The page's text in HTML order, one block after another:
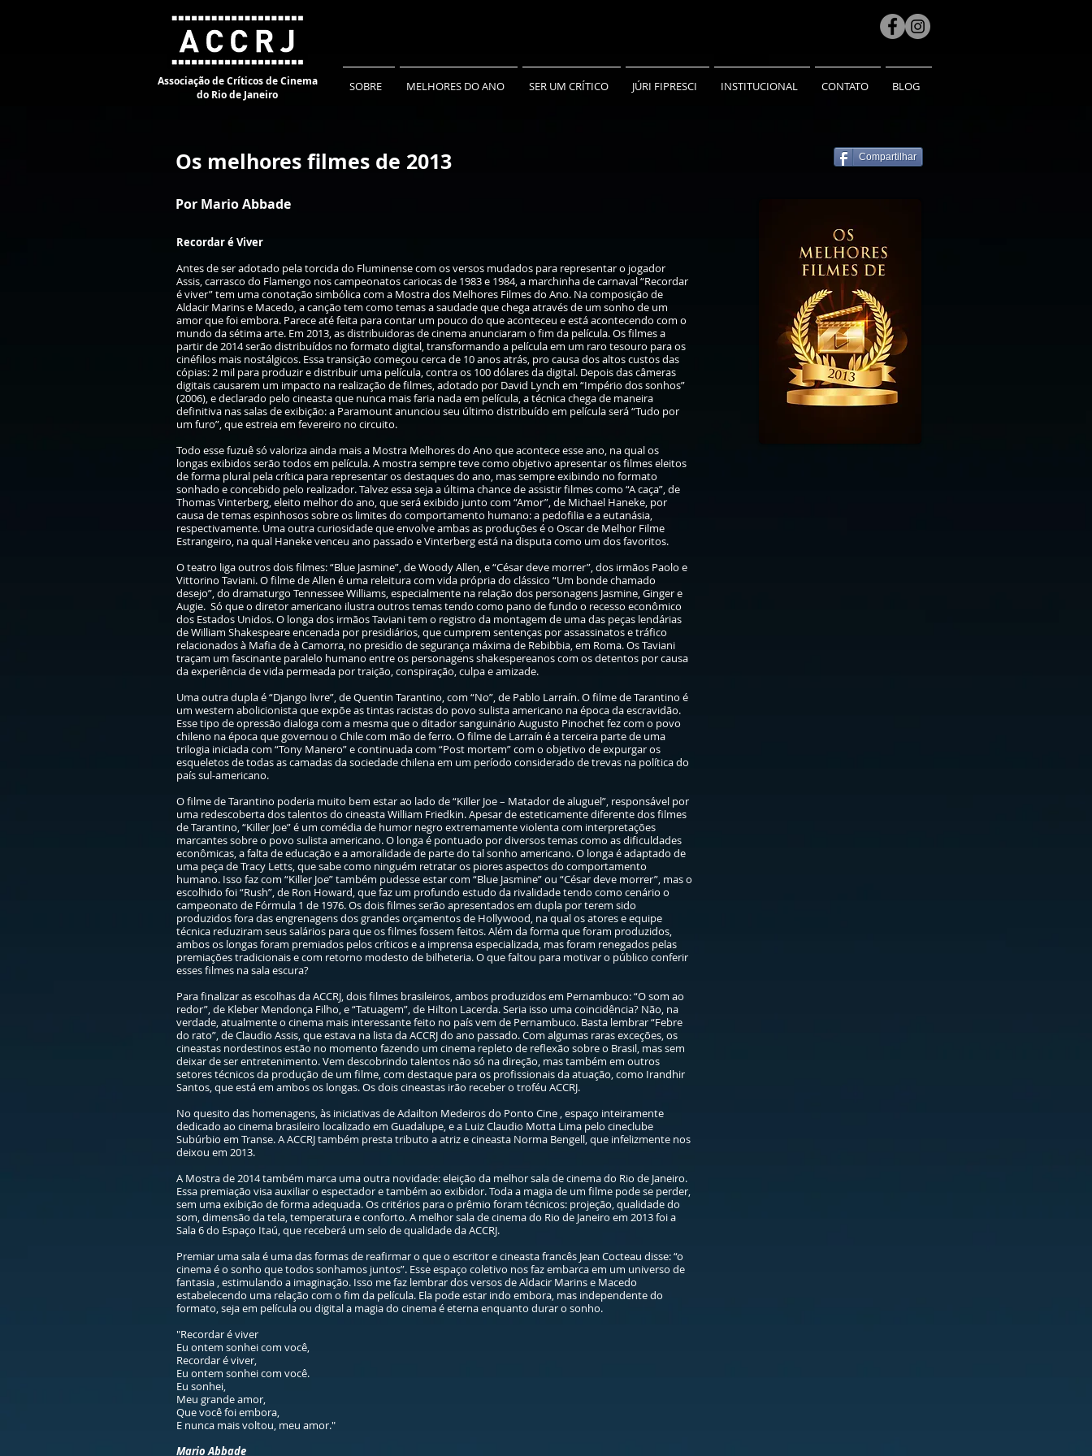
Associação de Críticos de Cinema
do Rio de Janeiro
SOBRE MELHORES DO ANO SER UM CRÍTICO JÚRI FIPRESCI INSTITUCIONAL CONTATO BLOG
Os melhores filmes de 2013
Por Mario Abbade
Recordar é Viver
Antes de ser adotado pela torcida do Fluminense com os versos mudados para representar o jogador
Assis, carrasco do Flamengo nos campeonatos cariocas de 1983 e 1984, a marchinha de carnaval “Recordar
é viver” tem uma conotação simbólica com a Mostra dos Melhores Filmes do Ano. Na composição de
Aldacir Marins e Macedo, a canção tem como temas a saudade que chega através de um sonho de um
amor que foi embora. Parece até feita para contar um pouco do que aconteceu e está acontecendo com o
mundo da sétima arte. Em 2013, as distribuidoras de cinema anunciaram o fim da película. Os filmes a
partir de 2014 serão distribuídos no formato digital, transformando a película em um raro tesouro para os
cinéfilos mais nostálgicos. Essa transição começou cerca de 10 anos atrás, pro causa dos altos custos das
cópias: 2 mil para produzir e distribuir uma película, contra os 100 dólares da digital. Depois das câmeras
digitais causarem um impacto na realização de filmes, adotado por David Lynch em “Império dos sonhos”
(2006), e declarado pelo cineasta que nunca mais faria nada em película, a técnica chega de maneira
definitiva nas salas de exibição: a Paramount anunciou seu último distribuído em película será “Tudo por
um furo”, que estreia em fevereiro no circuito.
Todo esse fuzuê só valoriza ainda mais a Mostra Melhores do Ano que acontece esse ano, na qual os
longas exibidos serão todos em película. A mostra sempre teve como objetivo apresentar os filmes eleitos
de forma plural pela crítica para representar os destaques do ano, mas sempre exibindo no formato
sonhado e concebido pelo realizador. Talvez essa seja a última chance de assistir filmes como “A caça”, de
Thomas Vinterberg, eleito melhor do ano, que será exibido junto com “Amor”, de Michael Haneke, por
causa de temas espinhosos sobre os limites do comportamento humano: a pedofilia e a eutanásia,
respectivamente. Uma outra curiosidade que envolve ambas as produções é o Oscar de Melhor Filme
Estrangeiro, na qual Haneke venceu ano passado e Vinterberg está na disputa como um dos favoritos.
O teatro liga outros dois filmes: “Blue Jasmine”, de Woody Allen, e “César deve morrer”, dos irmãos Paolo e
Vittorino Taviani. O filme de Allen é uma releitura com vida própria do clássico “Um bonde chamado
desejo”, do dramaturgo Tennessee Williams, especialmente na relação dos personagens Jasmine, Ginger e
Augie. Só que o diretor americano ilustra outros temas tendo como pano de fundo o recesso econômico
dos Estados Unidos. O longa dos irmãos Taviani tem o registro da montagem de uma das peças lendárias
de William Shakespeare encenada por presidiários, que cumprem sentenças por assassinatos e tráfico
relacionados à Mafia de à Camorra, no presidio de segurança máxima de Rebibbia, em Roma. Os Taviani
traçam um fascinante paralelo humano entre os personagens shakespereanos com os detentos por causa
da experiência de vida permeada por traição, conspiração, culpa e amizade.
Uma outra dupla é “Django livre”, de Quentin Tarantino, com “No”, de Pablo Larraín. O filme de Tarantino é
um western abolicionista que expõe as tintas racistas do povo sulista americano na época da escravidão.
Esse tipo de opressão dialoga com a mesma que o ditador sanguinário Augusto Pinochet fez com o povo
chileno na época que governou o Chile com mão de ferro. O filme de Larraín é a terceira parte de uma
trilogia iniciada com “Tony Manero” e continuada com “Post mortem” com o objetivo de expurgar os
esqueletos de todas as camadas da sociedade chilena em um período considerado de trevas na política do
país sul-americano.
O filme de Tarantino poderia muito bem estar ao lado de “Killer Joe – Matador de aluguel”, responsável por
uma redescoberta dos talentos do cineasta William Friedkin. Apesar de esteticamente diferente dos filmes
de Tarantino, “Killer Joe” é um comédia de humor negro extremamente violenta com interpretações
marcantes sobre o povo sulista americano. O longa é pontuado por diversos temas como as dificuldades
econômicas, a falta de educação e a amoralidade de parte do tal sonho americano. O longa é adaptado de
uma peça de Tracy Letts, que sabe como ninguém retratar os piores aspectos do comportamento
humano. Isso faz com “Killer Joe” também pudesse estar com “Blue Jasmine” ou “César deve morrer”, mas o
escolhido foi “Rush”, de Ron Howard, que faz um profundo estudo da rivalidade tendo como cenário o
campeonato de Fórmula 1 de 1976. Os dois filmes serão apresentados em dupla por terem sido
produzidos fora das engrenagens dos grandes orçamentos de Hollywood, na qual os atores e equipe
técnica reduziram seus salários para que os filmes fossem feitos. Além da forma que foram produzidos,
ambos os longas foram premiados pelos críticos e a imprensa especializada, mas foram renegados pelas
premiações tradicionais e com retorno modesto de bilheteria. O que faltou para motivar o público conferir
esses filmes na sala escura?
Para finalizar as escolhas da ACCRJ, dois filmes brasileiros, ambos produzidos em Pernambuco: “O som ao
redor”, de Kleber Mendonça Filho, e “Tatuagem”, de Hilton Lacerda. Seria isso uma coincidência? Não, na
verdade, atualmente o cinema mais interessante feito no país vem de Pernambuco. Basta lembrar “Febre
do rato”, de Claudio Assis, que estava na lista da ACCRJ do ano passado. Com algumas raras exceções, os
cineastas nordestinos estão no momento fazendo um cinema repleto de reflexão sobre o Brasil, mas sem
deixar de ser entretenimento. Vem descobrindo talentos não só na direção, mas também em outros
setores técnicos da produção de um filme, com destaque para os profissionais da atuação, como Irandhir
Santos, que está em ambos os longas. Os dois cineastas irão receber o troféu ACCRJ.
No quesito das homenagens, às iniciativas de Adailton Medeiros do Ponto Cine , espaço inteiramente
dedicado ao cinema brasileiro localizado em Guadalupe, e a Luiz Claudio Motta Lima pelo cineclube
Subúrbio em Transe. A ACCRJ também presta tributo a atriz e cineasta Norma Bengell, que infelizmente nos
deixou em 2013.
A Mostra de 2014 também marca uma outra novidade: eleição da melhor sala de cinema do Rio de Janeiro.
Essa premiação visa auxiliar o espectador e também ao exibidor. Toda a magia de um filme pode se perder,
sem uma exibição de forma adequada. Os critérios para o prêmio foram técnicos: projeção, qualidade do
som, dimensão da tela, temperatura e conforto. A melhor sala de cinema do Rio de Janeiro em 2013 foi a
Sala 6 do Espaço Itaú, que receberá um selo de qualidade da ACCRJ.
Premiar uma sala é uma das formas de reafirmar o que o escritor e cineasta francês Jean Cocteau disse: “o
cinema é o sonho que todos sonhamos juntos”. Esse espaço coletivo nos faz embarca em um universo de
fantasia , estimulando a imaginação. Isso me faz lembrar dos versos de Aldacir Marins e Macedo
estabelecendo uma relação com o fim da película. Ela pode estar indo embora, mas independente do
formato, seja em película ou digital a magia do cinema é eterna enquanto durar o sonho.
"Recordar é viver
Eu ontem sonhei com você,
Recordar é viver,
Eu ontem sonhei com você.
Eu sonhei,
Meu grande amor,
Que você foi embora,
E nunca mais voltou, meu amor."
Mario Abbade
Compartilhar